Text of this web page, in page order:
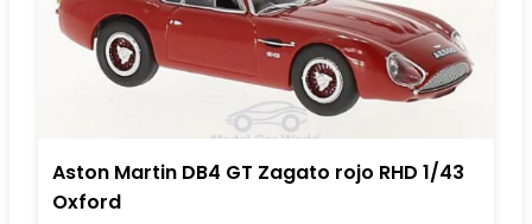
Aston Martin DB4 GT Zagato rojo RHD 1/43
Oxford